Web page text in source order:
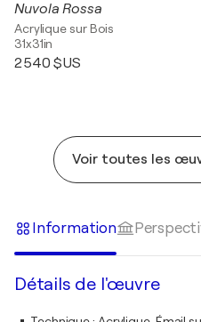
Nuvola Rossa
Acrylique sur Bois
31x31in
2 540 $US
Voir toutes les
Information
Détails de l'œuvre